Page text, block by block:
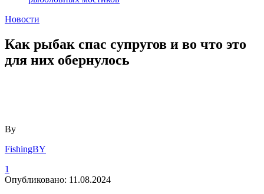
Новости
Как рыбак спас супругов и во что это
для них обернулось
By
FishingBY
1
Опубликовано: 11.08.2024